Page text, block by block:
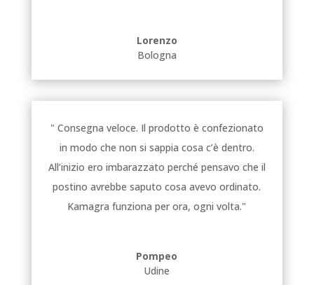
Lorenzo
Bologna
" Consegna veloce. Il prodotto è confezionato
in modo che non si sappia cosa c’è dentro.
All’inizio ero imbarazzato perché pensavo che il
postino avrebbe saputo cosa avevo ordinato.
Kamagra funziona per ora, ogni volta."
Pompeo
Udine